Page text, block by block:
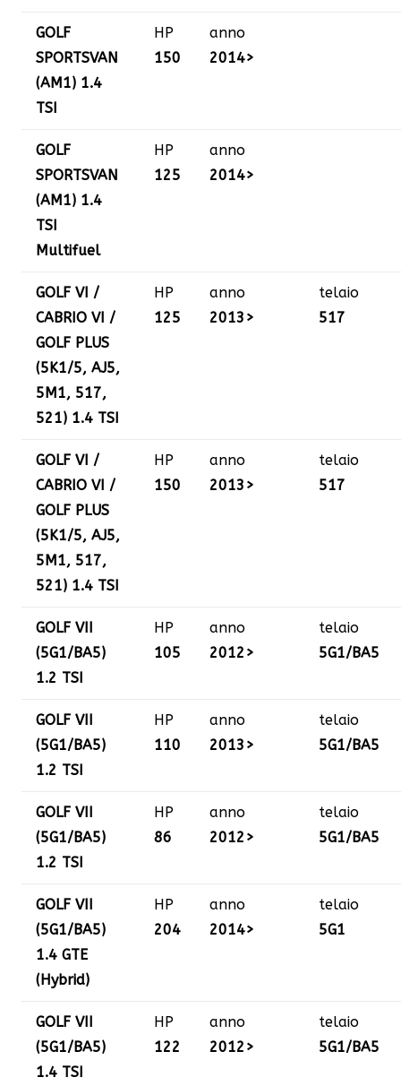
GOLF
SPORTSVAN
(AM1) 1.4
TSI
HP
150
anno
2014>
GOLF
SPORTSVAN
(AM1) 1.4
TSI
Multifuel
HP
125
anno
2014>
GOLF VI /
CABRIO VI /
GOLF PLUS
(5K1/5, AJ5,
5M1, 517,
521) 1.4 TSI
HP
125
anno
2013>
telaio
517
GOLF VI /
CABRIO VI /
GOLF PLUS
(5K1/5, AJ5,
5M1, 517,
521) 1.4 TSI
HP
150
anno
2013>
telaio
517
GOLF VII
(5G1/BA5)
1.2 TSI
HP
105
anno
2012>
telaio
5G1/BA5
GOLF VII
(5G1/BA5)
1.2 TSI
HP
110
anno
2013>
telaio
5G1/BA5
GOLF VII
(5G1/BA5)
1.2 TSI
HP
86
anno
2012>
telaio
5G1/BA5
GOLF VII
(5G1/BA5)
1.4 GTE
(Hybrid)
HP
204
anno
2014>
telaio
5G1
GOLF VII
(5G1/BA5)
1.4 TSI
HP
122
anno
2012>
telaio
5G1/BA5